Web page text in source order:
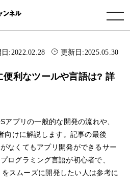
toggle navigation
日:2022.02.28 更新日:2025.05.30
便利なツールや言語は? 詳
アプリの一般的な開発の流れや、
向けに解説します。記事の最後
なくてもアプリ開発ができるサー
ログラミング言語が初心者で、
スムーズに開発したい人は参考に